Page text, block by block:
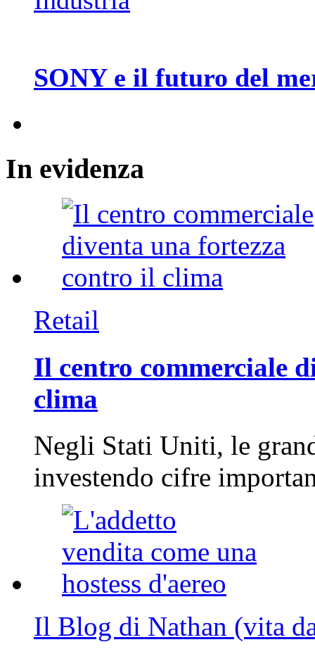
SONY e il futuro del
In evidenza
Retail
Il centro commerciale
clima
Negli Stati Uniti, le
investendo cifre
Il Blog di Nathan (vita